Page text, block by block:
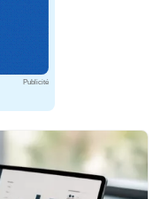
Publicité